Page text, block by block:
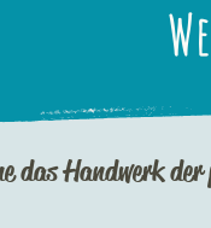
das Handwerk